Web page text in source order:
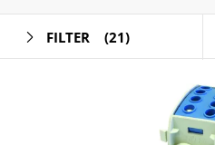
FILTER (21)